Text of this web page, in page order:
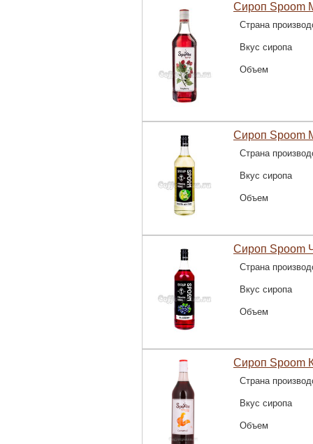
Сироп Spoom
Страна
Вкус сиропа
Объем
Сироп Spoom
Страна
Вкус сиропа
Объем
Сироп Spoom
Страна
Вкус сиропа
Объем
Сироп Spoom
Страна
Вкус сиропа
Объем